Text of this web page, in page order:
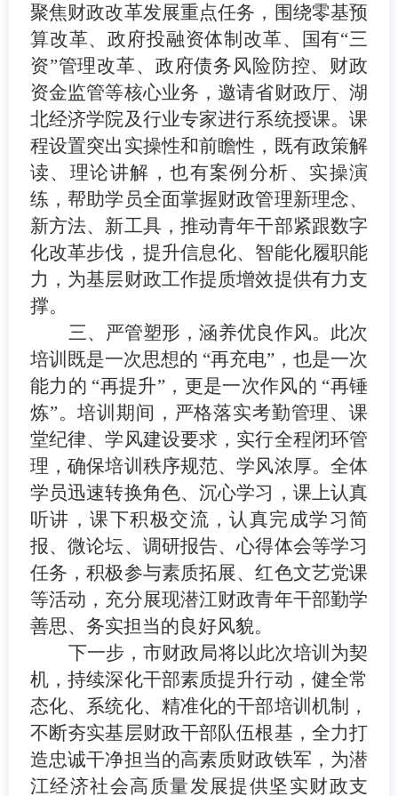
聚焦财政改革发展重点任务，围绕零基预
算改革、政府投融资体制改革、国有“三
资”管理改革、政府债务风险防控、财政
资金监管等核心业务，邀请省财政厅、湖
北经济学院及行业专家进行系统授课。课
程设置突出实操性和前瞻性，既有政策解
读、理论讲解，也有案例分析、实操演
练，帮助学员全面掌握财政管理新理念、
新方法、新工具，推动青年干部紧跟数字
化改革步伐，提升信息化、智能化履职能
力，为基层财政工作提质增效提供有力支
撑。
三、严管塑形，涵养优良作风。 此次
培训既是一次思想的 “再充电”，也是一次
能力的 “再提升”，更是一次作风的 “再锤
炼”。培训期间，严格落实考勤管理、课
堂纪律、学风建设要求，实行全程闭环管
理，确保培训秩序规范、学风浓厚。全体
学员迅速转换角色、沉心学习，课上认真
听讲，课下积极交流，认真完成学习简
报、微论坛、调研报告、心得体会等学习
任务，积极参与素质拓展、红色文艺党课
等活动，充分展现潜江财政青年干部勤学
善思、务实担当的良好风貌。
下一步，市财政局将以此次培训为契
机，持续深化干部素质提升行动，健全常
态化、系统化、精准化的干部培训机制，
不断夯实基层财政干部队伍根基，全力打
造忠诚干净担当的高素质财政铁军，为潜
江经济社会高质量发展提供坚实财政支